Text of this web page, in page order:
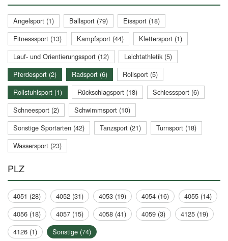
Angelsport (1) Ballsport (79)
Eissport (18)
Fitnesssport (13)
Kampfsport (44)
Klettersport (1)
Lauf- und Orientierungssport (12)
Leichtathletik (5)
Pferdesport (2)
Radsport (6)
Rollsport (5)
Rollstuhlsport (1)
Rückschlagsport (18)
Schiesssport (6)
Schneesport (2)
Schwimmsport (10)
Sonstige Sportarten (42)
Tanzsport (21)
Turnsport (18)
Wassersport (23)
PLZ
4051 (28) 4052 (31) 4053 (19) 4054 (16)
4055 (14)
4056 (18)
4057 (15) 4058 (41) 4059 (3)
4125 (19)
4126 (1)
Sonstige (74)